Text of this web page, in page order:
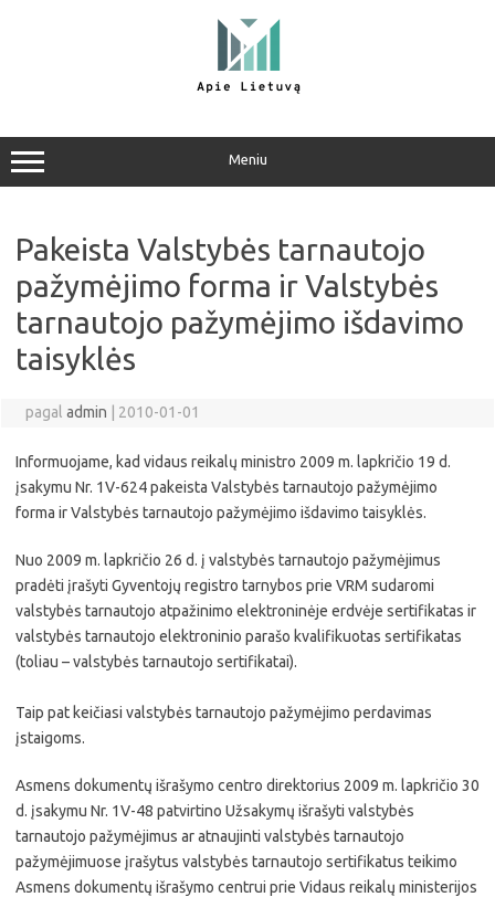
Meniu
Pakeista Valstybės tarnautojo
pažymėjimo forma ir Valstybės
tarnautojo pažymėjimo išdavimo
taisyklės
pagal admin 2010-01-01
Informuojame, kad vidaus reikalų ministro 2009 m. lapkričio 19 d.
įsakymu Nr. 1V-624 pakeista Valstybės tarnautojo pažymėjimo
forma ir Valstybės tarnautojo pažymėjimo išdavimo taisyklės.
Nuo 2009 m. lapkričio 26 d. į valstybės tarnautojo pažymėjimus
pradėti įrašyti Gyventojų registro tarnybos prie VRM sudaromi
valstybės tarnautojo atpažinimo elektroninėje erdvėje sertifikatas ir
valstybės tarnautojo elektroninio parašo kvalifikuotas sertifikatas
(toliau – valstybės tarnautojo sertifikatai).
Taip pat keičiasi valstybės tarnautojo pažymėjimo perdavimas
įstaigoms.
Asmens dokumentų išrašymo centro direktorius 2009 m. lapkričio 30
d. įsakymu Nr. 1V-48 patvirtino Užsakymų išrašyti valstybės
tarnautojo pažymėjimus ar atnaujinti valstybės tarnautojo
pažymėjimuose įrašytus valstybės tarnautojo sertifikatus teikimo
Asmens dokumentų išrašymo centrui prie Vidaus reikalų ministerijos